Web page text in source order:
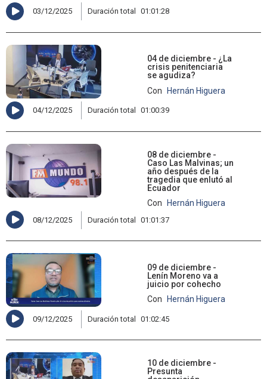
03/12/2025 Duración total 01:01:28
04 de diciembre - ¿La
crisis penitenciaria
se agudiza?
Con Hernán Higuera
04/12/2025 Duración total 01:00:39
08 de diciembre -
Caso Las Malvinas; un
año después de la
tragedia que enlutó al
Ecuador
Con
Hernán Higuera
08/12/2025 Duración total 01:01:37
09 de diciembre -
Lenín Moreno va a
juicio por cohecho
Con
Hernán Higuera
09/12/2025 Duración total 01:02:45
10 de diciembre -
Presunta